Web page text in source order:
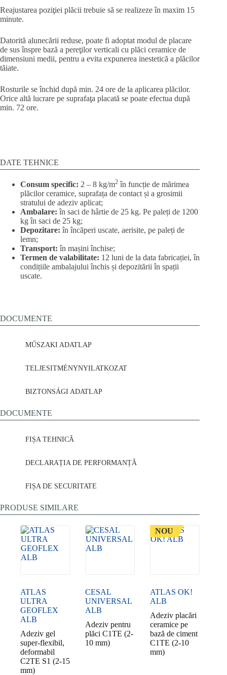
Reajustarea poziţiei plăcii trebuie să se realizeze în maxim 15
minute.
Datorită alunecării reduse, poate fi adoptat modul de placare
de sus înspre bază a pereţilor verticali cu plăci ceramice de
dimensiuni medii, pentru a evita expunerea inestetică a plăcilor
tăiate.
Rosturile se închid după min. 24 ore de la aplicarea plăcilor.
Orice altă lucrare pe suprafaţa placată se poate efectua după
min. 72 ore.
DATE TEHNICE
Consum specific: 2 – 8 kg/m2 în funcție de mărimea
plăcilor ceramice, suprafața de contact și a grosimii
stratului de adeziv aplicat;
Ambalare: în saci de hârtie de 25 kg. Pe paleți de 1200
kg în saci de 25 kg;
Depozitare: în încăperi uscate, aerisite, pe paleți de
lemn;
Transport: în mașini închise;
Termen de valabilitate: 12 luni de la data fabricației, în
condițiile ambalajului închis și depozitării în spații
uscate.
DOCUMENTE
MŰSZAKI ADATLAP
TELJESITMÉNYNYILATKOZAT
BIZTONSÁGI ADATLAP
DOCUMENTE
FIȘA TEHNICĂ
DECLARAȚIA DE PERFORMANȚĂ
FIȘA DE SECURITATE
PRODUSE SIMILARE
ATLAS
ULTRA
GEOFLEX
ALB
Adeziv gel
super-flexibil,
deformabil
C2TE S1 (2-15
mm)
CESAL
UNIVERSAL
ALB
Adeziv pentru
plăci C1TE (2-
10 mm)
NOU
ATLAS OK!
ALB
Adeziv placări
ceramice pe
bază de ciment
C1TE (2-10
mm)